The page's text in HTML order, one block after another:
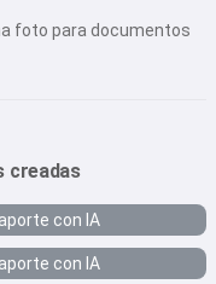
foto para documentos
creadas